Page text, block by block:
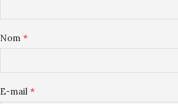
Nom *
E-mail *